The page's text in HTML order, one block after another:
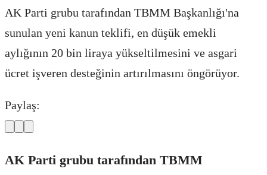
AK Parti grubu tarafından TBMM Başkanlığı'na
sunulan yeni kanun teklifi, en düşük emekli
aylığının 20 bin liraya yükseltilmesini ve asgari
ücret işveren desteğinin artırılmasını öngörüyor.
Paylaş:
AK Parti grubu tarafından TBMM